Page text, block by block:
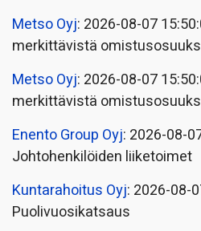
Metso Oyj: 2026-08-07
merkittävistä
Metso Oyj: 2026-08-07
merkittävistä
Enento Group Oyj: 2026-08-
Johtohenkilöiden liiketoimet
Kuntarahoitus Oyj: 2026-08-
Puolivuosikatsaus